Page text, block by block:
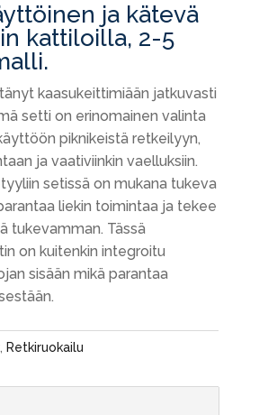
ja kätevä
kattiloilla, 2-5
kaasukeittimiään jatkuvasti
setti on erinomainen valinta
piknikeistä retkeilyyn,
ja vaativiinkin vaelluksiin.
setissä on mukana tukeva
liekin toimintaa ja tekee
tukevamman. Tässä
on kuitenkin integroitu
sisään mikä parantaa
Retkiruokailu